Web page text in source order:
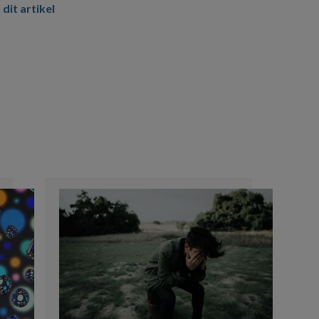
dit artikel